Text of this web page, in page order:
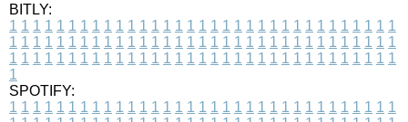
BITLY:
1 1 1 1 1 1 1 1 1 1 1 1 1 1 1 1 1 1 1 1 1 1 1 1 1 1 1 1 1 1 1 1 1
1 1 1 1 1 1 1 1 1 1 1 1 1 1 1 1 1 1 1 1 1 1 1 1 1 1 1 1 1 1 1 1 1
1 1 1 1 1 1 1 1 1 1 1 1 1 1 1 1 1 1 1 1 1 1 1 1 1 1 1 1 1 1 1 1 1
1
SPOTIFY:
1 1 1 1 1 1 1 1 1 1 1 1 1 1 1 1 1 1 1 1 1 1 1 1 1 1 1 1 1 1 1 1 1